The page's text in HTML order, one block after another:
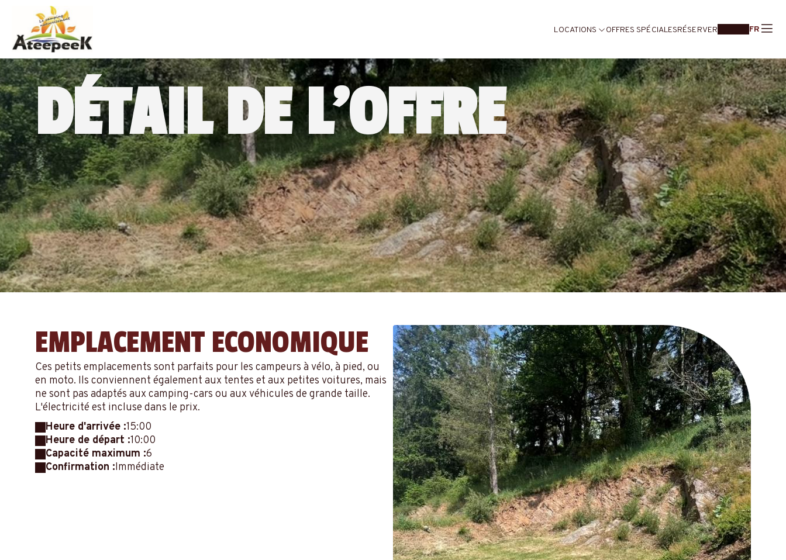
LOCATIONS OFFRES SPÉCIALESRÉSERVER FR
DÉTAIL DE L'OFFRE
EMPLACEMENT ECONOMIQUE
Ces petits emplacements sont parfaits pour les campeurs à vélo, à pied, ou
en moto. Ils conviennent également aux tentes et aux petites voitures, mais
ne sont pas adaptés aux camping-cars ou aux véhicules de grande taille.
L'électricité est incluse dans le prix.
Heure d'arrivée :15:00
Heure de départ :10:00
Capacité maximum :6
Confirmation :Immédiate